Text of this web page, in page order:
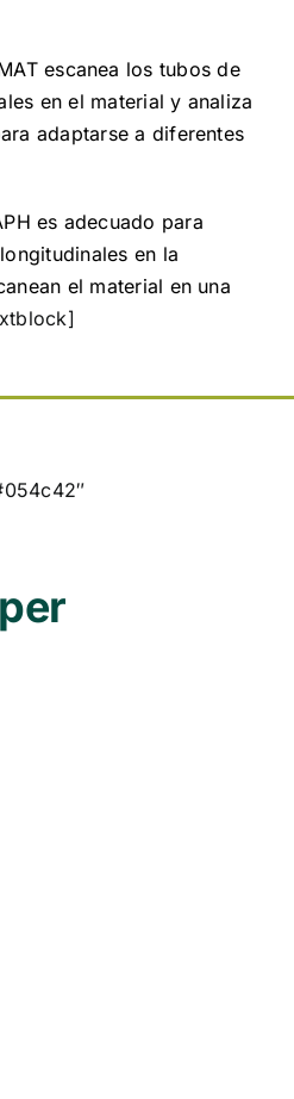
escanea los tubos de
en el material y analiza
adaptarse a diferentes
es adecuado para
en la
el material en una